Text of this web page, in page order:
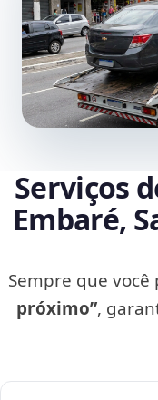
Serviços
Embaré,
Sempre que você
próximo”,